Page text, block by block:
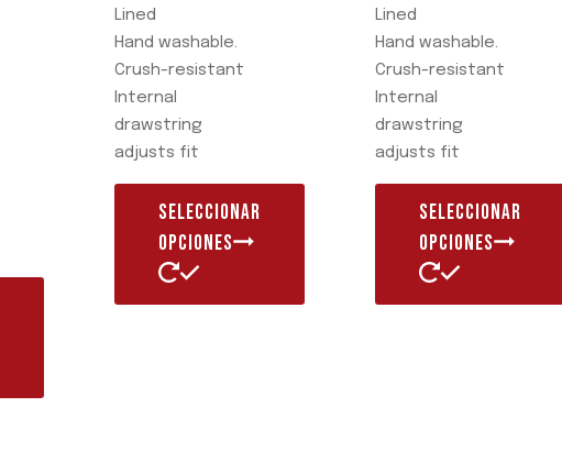
Lined
Hand washable.
Crush-resistant
Internal
drawstring
adjusts fit
SELECCIONAR
OPCIONES
Lined
Hand washable.
Crush-resistant
Internal
drawstring
adjusts fit
SELECCIONAR
OPCIONES